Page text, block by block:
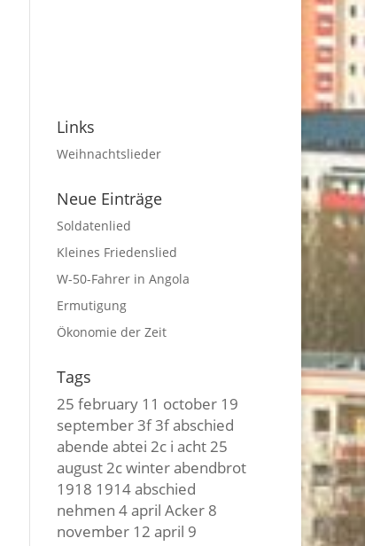
Links
Weihnachtslieder
Neue Einträge
Soldatenlied
Kleines Friedenslied
W-50-Fahrer in Angola
Ermutigung
Ökonomie der Zeit
Tags
25 february 11 october 19
september3f 3fabschied
abende abtei 2c i acht25
august2c winterabendbrot
1918 1914abschied
nehmen 4 april Acker 8
november 12 april 9